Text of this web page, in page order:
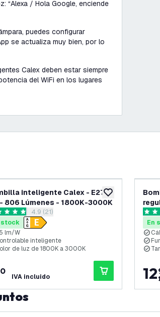
“Alexa / Hola Google, enciende
puedes configurar
se actualiza muy bien, por lo
Calex deben estar siempre
del WiFi en los lugares
añadir a lista de
inteligente Calex - E27 -
- 806 Lúmenes - 1800K-3000K
abrir el panel de reseñas
de puntuación
4.9 (21)
stock
lm/W
inteligente
de luz de 1800K a 3000K
IVA incluido
5
En
12